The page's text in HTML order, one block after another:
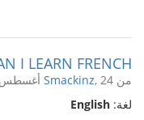
I LEARN FRENCH
من Smackinz, 24 أغسطس، 2025
لغة: English